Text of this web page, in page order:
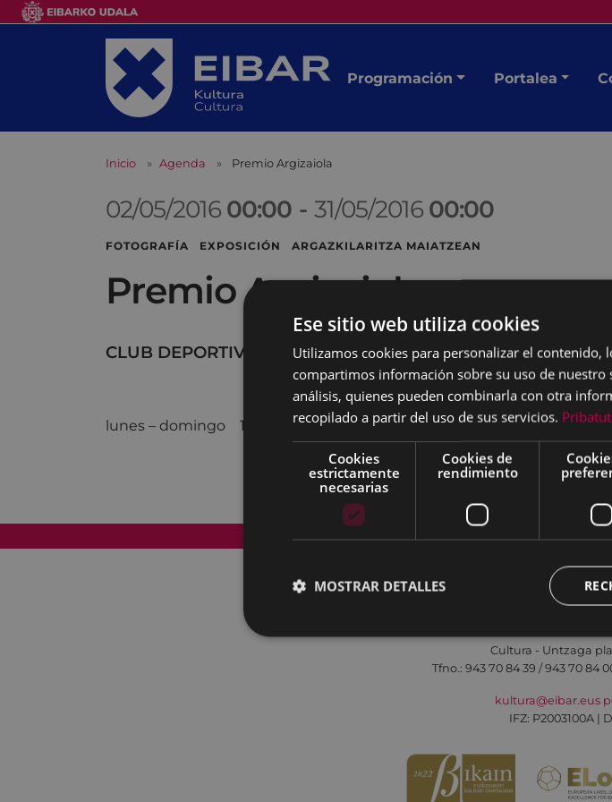
Programación Portalea
Inicio Agenda Premio Argizaiola
02/05/2016 00:00 - 31/05/2016 00:00
FOTOGRAFÍA EXPOSICIÓN ARGAZKILARITZA MAIATZEAN
Premio Argizaiola
CLUB DEPORTIVO
lunes – domingo 15:00 - 22:00
Mapa del Sitio Aviso legal Política
Cultura - Untzaga
Tfno.: 943 70 84 39 / 943 70 84
kultura@eibar.eus
IFZ: P2003100A |
Ese sitio web utiliza cookies
Utilizamos cookies para personalizar el contenido,
compartimos información sobre su uso de
análisis, quienes pueden combinarla con otra
recopilado a partir del uso de sus servicios.
Cookies
estrictamente
necesarias
Cookies de
rendimiento
MOSTRAR DETALLES